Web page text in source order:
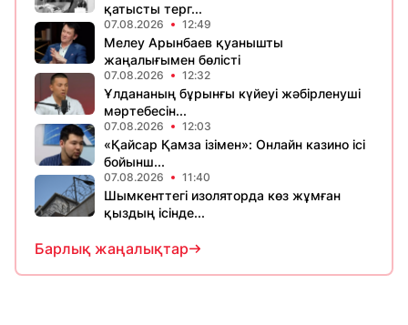
қатысты терг...
07.08.2026 12:49
Мелеу Арынбаев қуанышты
жаңалығымен бөлісті
07.08.2026 12:32
Ұлдананың бұрынғы күйеуі жәбірленуші
мәртебесін...
07.08.2026 12:03
«Қайсар Қамза ізімен»: Онлайн казино ісі
бойынш...
07.08.2026 11:40
Шымкенттегі изоляторда көз жұмған
қыздың ісінде...
Барлық жаңалықтар